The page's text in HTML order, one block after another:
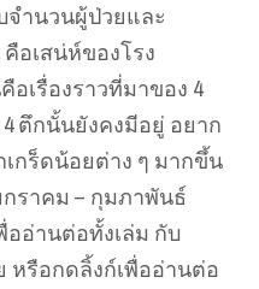
จำนวนผู้ป่วยและ
อเสน่ห์ของโรง
เรื่องราวที่มาของ 4
ตึกนั้นยังคงมีอยู่ อยาก
กร็ดน้อยต่าง ๆ มากขึ้น
ราคม – กุมภาพันธ์
ออ่านต่อทั้งเล่ม กับ
รือกดลิ้งก์เพื่ออ่านต่อ